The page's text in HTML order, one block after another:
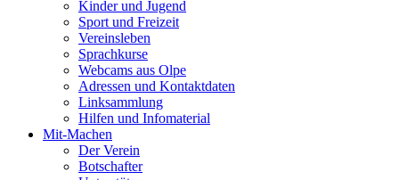
Kinder und Jugend
Sport und Freizeit
Vereinsleben
Sprachkurse
Webcams aus Olpe
Adressen und Kontaktdaten
Linksammlung
Hilfen und Infomaterial
Mit-Machen
Der Verein
Botschafter